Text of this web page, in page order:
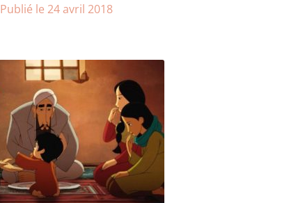
Publié le 24 avril 2018